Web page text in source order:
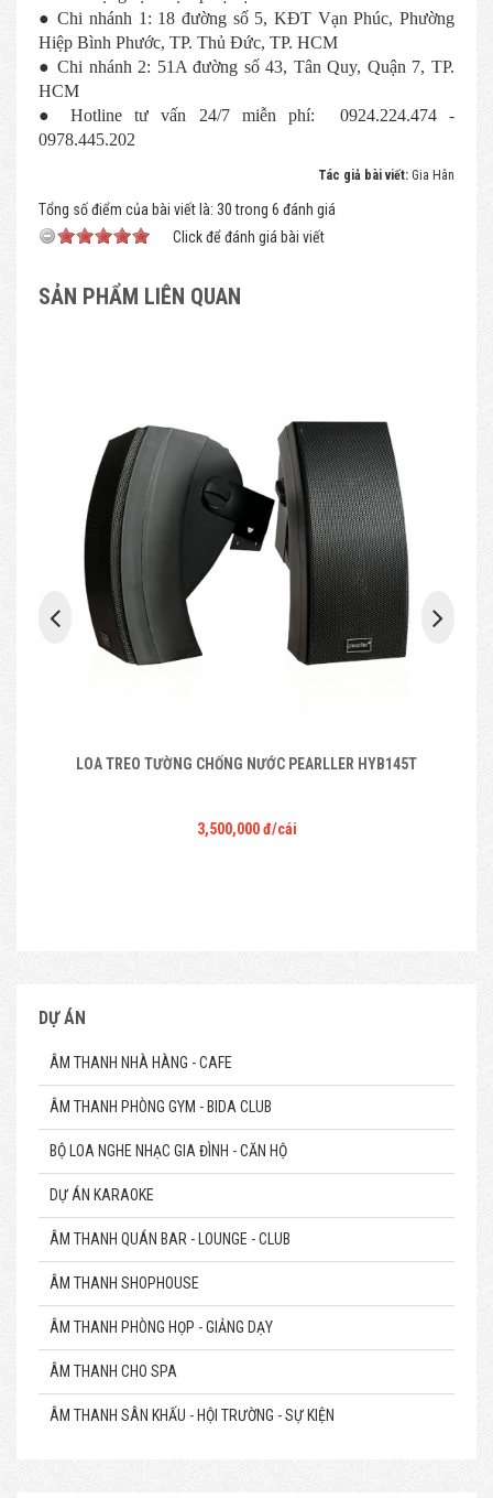
● Chi nhánh 1: 18 đường số 5, KĐT Vạn Phúc, Phường
Hiệp Bình Phước, TP. Thủ Đức, TP. HCM
● Chi nhánh 2: 51A đường số 43, Tân Quy, Quận 7, TP.
HCM
● Hotline tư vấn 24/7 miễn phí: 0924.224.474 -
0978.445.202
Tác giả bài viết: Gia Hân
Tổng số điểm của bài viết là: 30 trong 6 đánh giá
Click để đánh giá bài viết
SẢN PHẨM LIÊN QUAN
AMPLY PEARLLER ST2650 BLUETOOTH
19,000,000 đ/cái
DỰ ÁN
ÂM THANH NHÀ HÀNG - CAFE
ÂM THANH PHÒNG GYM - BIDA CLUB
BỘ LOA NGHE NHẠC GIA ĐÌNH - CĂN HỘ
DỰ ÁN KARAOKE
ÂM THANH QUÁN BAR - LOUNGE - CLUB
ÂM THANH SHOPHOUSE
ÂM THANH PHÒNG HỌP - GIẢNG DẠY
ÂM THANH CHO SPA
ÂM THANH SÂN KHẤU - HỘI TRƯỜNG - SỰ KIỆN